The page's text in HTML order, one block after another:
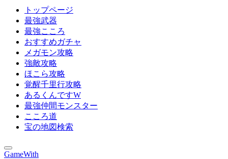
トップページ
最強武器
最強こころ
おすすめガチャ
メガモン攻略
強敵攻略
ほこら攻略
覚醒千里行攻略
あるくんですW
最強仲間モンスター
こころ道
宝の地図検索
GameWith